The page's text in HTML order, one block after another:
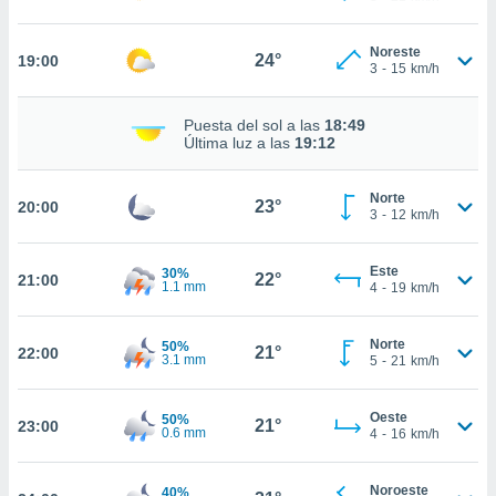
se
Puedes
web a
19:00 24°
Noreste
3 - 15 km/h
Puesta del sol a las 18:49
Última luz a las 19:12
20:00 23°
Norte
3 - 12 km/h
21:00
30%
1.1 mm
22°
Este
4 - 19 km/h
22:00
50%
3.1 mm
21°
Norte
5 - 21 km/h
23:00
50%
0.6 mm
21°
Oeste
4 - 16 km/h
40%
Noroeste